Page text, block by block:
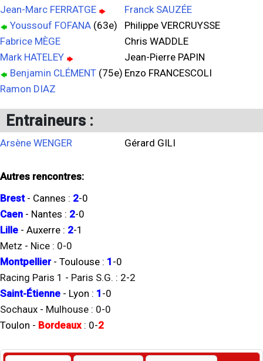
Jean-Marc FERRATGE
Youssouf FOFANA (63e)
Fabrice MÈGE
Mark HATELEY
Benjamin CLÉMENT (75e)
Ramon DIAZ
Franck SAUZÉE
Philippe VERCRUYSSE
Chris WADDLE
Jean-Pierre PAPIN
Enzo FRANCESCOLI
Entraineurs :
Arsène WENGER Gérard GILI
Autres rencontres:
Brest- Cannes : 2-0
Caen - Nantes : 2-0
Lille - Auxerre : 2-1
Metz - Nice : 0-0
Montpellier- Toulouse : 1 -0
Racing Paris 1 - Paris S.G. : 2-2
Saint-Étienne - Lyon : 1 -0
Sochaux - Mulhouse : 0-0
Toulon - Bordeaux : 0-2